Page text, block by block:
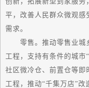
平，改善人民群众微观感
需求。
零售。推动零售业城
工程，支持有条件的城市
社区微冷仓、前置仓等即
工程，推动“千集万店”改